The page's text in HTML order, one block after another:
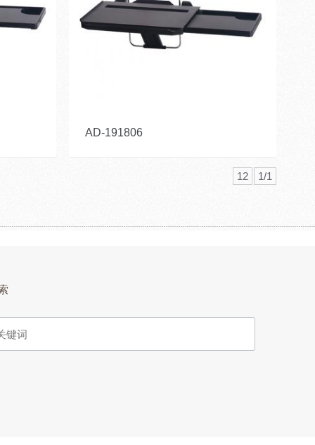
AD-191806
12 1/1